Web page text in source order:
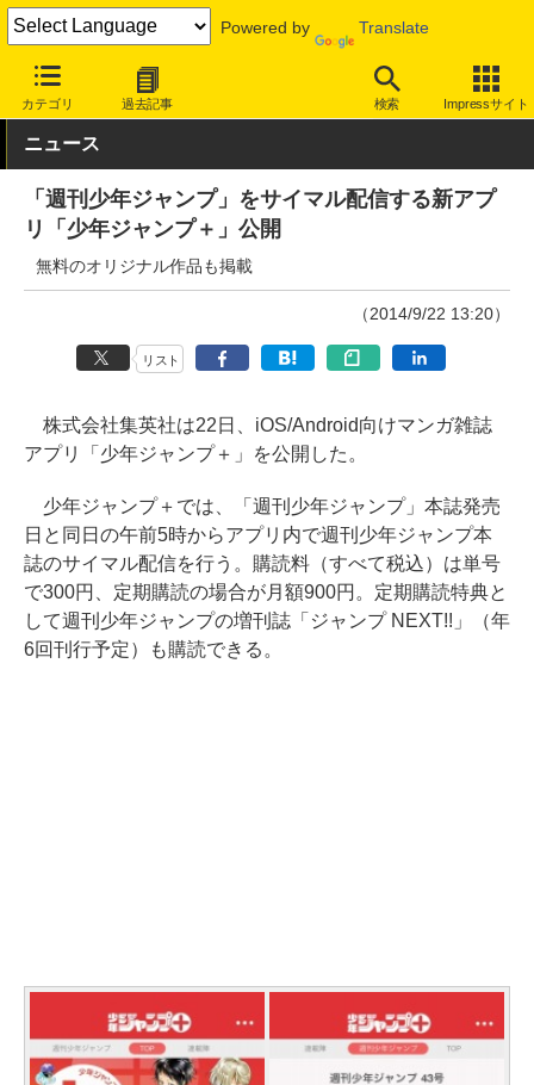
Powered by Translate
カテゴリ 過去記事 検索 Impressサイト
INTERNET Watch トピック
ニュース
「週刊少年ジャンプ」をサイマル配信する新アプ
リ「少年ジャンプ＋」公開
無料のオリジナル作品も掲載
（2014/9/22 13:20）
リスト
株式会社集英社は22日、iOS/Android向けマンガ雑誌
アプリ「少年ジャンプ＋」を公開した。
少年ジャンプ＋では、「週刊少年ジャンプ」本誌発売
日と同日の午前5時からアプリ内で週刊少年ジャンプ本
誌のサイマル配信を行う。購読料（すべて税込）は単号
で300円、定期購読の場合が月額900円。定期購読特典と
して週刊少年ジャンプの増刊誌「ジャンプ NEXT!!」（年
6回刊行予定）も購読できる。